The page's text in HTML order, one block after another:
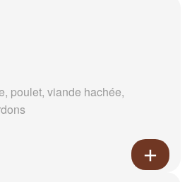
poulet, viande hachée,